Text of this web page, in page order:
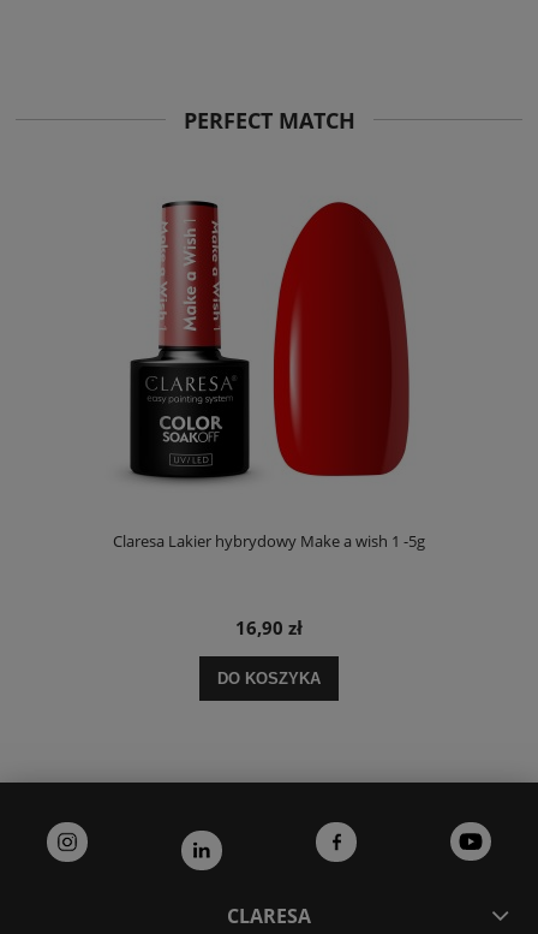
PERFECT MATCH
Claresa Lakier hybrydowy Make a wish 1 -5g
16,90 zł
DO KOSZYKA
CLARESA